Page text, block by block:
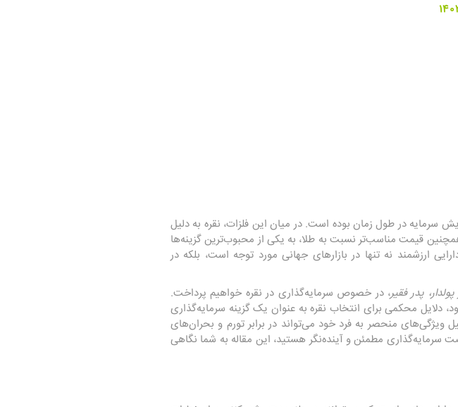
سرمایه در طول زمان بوده است. در میان این فلزات، نقره به دلیل
قیمت مناسب‌تر نسبت به طلا، به یکی از محبوب‌ترین گزینه‌ها
ارزشمند نه تنها در بازارهای جهانی مورد توجه است، بلکه در
پدر فقیر، در خصوص سرمایه‌گذاری در نقره خواهیم پرداخت.
محکمی برای انتخاب نقره به عنوان یک گزینه سرمایه‌گذاری
ویژگی‌های منحصر به فرد خود می‌تواند در برابر تورم و بحران‌های
سرمایه‌گذاری مطمئن و آینده‌نگر هستید، این مقاله به شما نگاهی